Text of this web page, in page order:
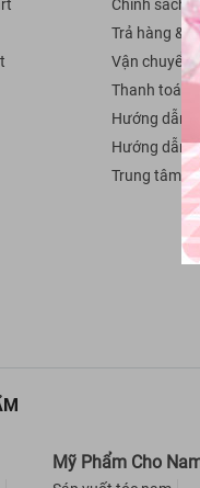
Chính sách
Trả hàng &
Vận chuyển
Thanh toán
Hướng dẫn
Hướng dẫn
Trung tâm
Mỹ Phẩm Cho